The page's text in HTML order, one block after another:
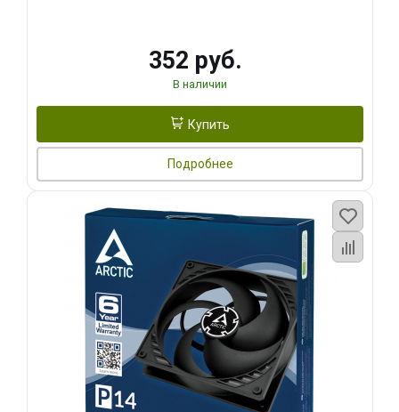
352 руб.
В наличии
Купить
Подробнее